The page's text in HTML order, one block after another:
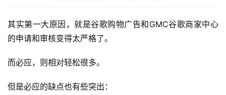
其实第一大原因，就是谷歌购物广告和GMC谷歌商家中心
的申请和审核变得太严格了。
而必应，则相对轻松很多。
但是必应的缺点也有些突出：